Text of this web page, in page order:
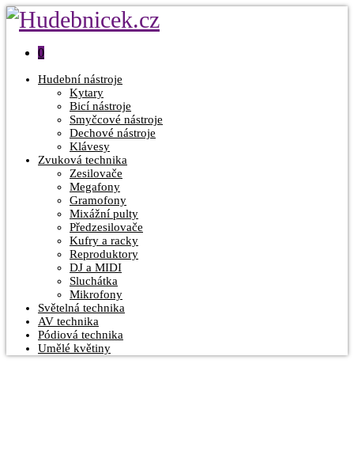
0
Hudební nástroje
Kytary
Bicí nástroje
Smyčcové nástroje
Dechové nástroje
Klávesy
Zvuková technika
Zesilovače
Megafony
Gramofony
Mixážní pulty
Předzesilovače
Kufry a racky
Reproduktory
DJ a MIDI
Sluchátka
Mikrofony
Světelná technika
AV technika
Pódiová technika
Umělé květiny